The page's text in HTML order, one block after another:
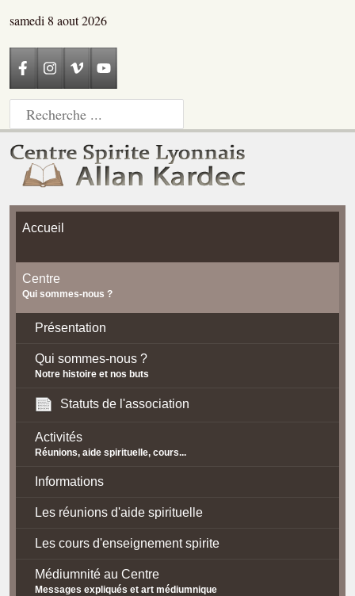
samedi 8 aout 2026
Accueil
Centre
Qui sommes-nous ?
Présentation
Qui sommes-nous ?
Notre histoire et nos buts
Statuts de l'association
Activités
Réunions, aide spirituelle, cours...
Informations
Les réunions d'aide spirituelle
Les cours d'enseignement spirite
Médiumnité au Centre
Messages expliqués et art médiumnique